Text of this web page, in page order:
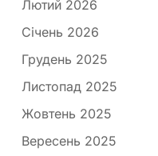
Лютий 2026
Січень 2026
Грудень 2025
Листопад 2025
Жовтень 2025
Вересень 2025